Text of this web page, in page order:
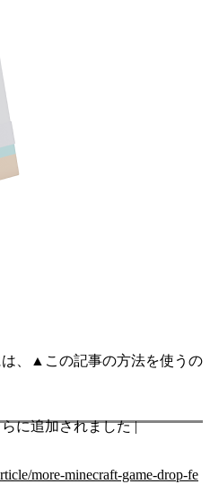
は、▲この記事の方法を使うの
に追加されました |
more-minecraft-game-drop-fe